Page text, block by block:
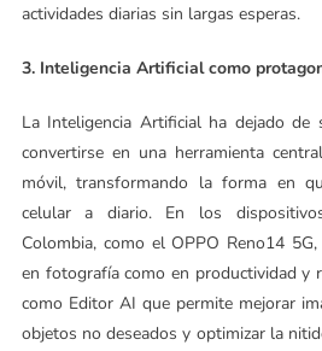
actividades diarias sin largas esperas.
3. Inteligencia Artificial como
La Inteligencia Artificial ha dejado de
convertirse en una herramienta
móvil, transformando la forma en
celular a diario. En los
Colombia, como el OPPO Reno14
en fotografía como en productividad y
como Editor AI que permite mejorar
objetos no deseados y optimizar la